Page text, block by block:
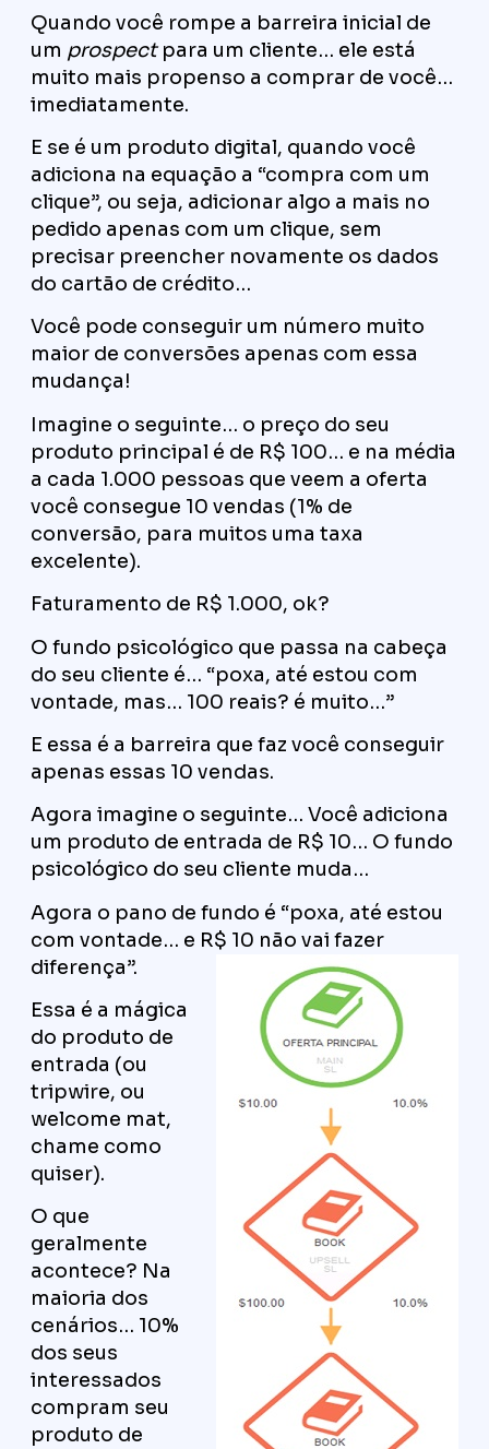
Quando você rompe a barreira inicial de
um prospectpara um cliente… ele está
muito mais propenso a comprar de você…
imediatamente.
E se é um produto digital, quando você
adiciona na equação a “compra com um
clique”, ou seja, adicionar algo a mais no
pedido apenas com um clique, sem
precisar preencher novamente os dados
do cartão de crédito…
Você pode conseguir um número muito
maior de conversões apenas com essa
mudança!
Imagine o seguinte… o preço do seu
produto principal é de R$ 100… e na média
a cada 1.000 pessoas que veem a oferta
você consegue 10 vendas (1% de
conversão, para muitos uma taxa
excelente).
Faturamento de R$ 1.000, ok?
O fundo psicológico que passa na cabeça
do seu cliente é… “poxa, até estou com
vontade, mas… 100 reais? é muito…”
E essa é a barreira que faz você conseguir
apenas essas 10 vendas.
Agora imagine o seguinte… Você adiciona
um produto de entrada de R$ 10… O fundo
psicológico do seu cliente muda…
Agora o pano de fundo é “poxa, até estou
com vontade… e R$ 10 não vai fazer
diferença”.
Essa é a mágica
do produto de
entrada (ou
tripwire, ou
welcome mat,
chame como
quiser).
O que
geralmente
acontece? Na
maioria dos
cenários… 10%
dos seus
interessados
compram seu
produto de